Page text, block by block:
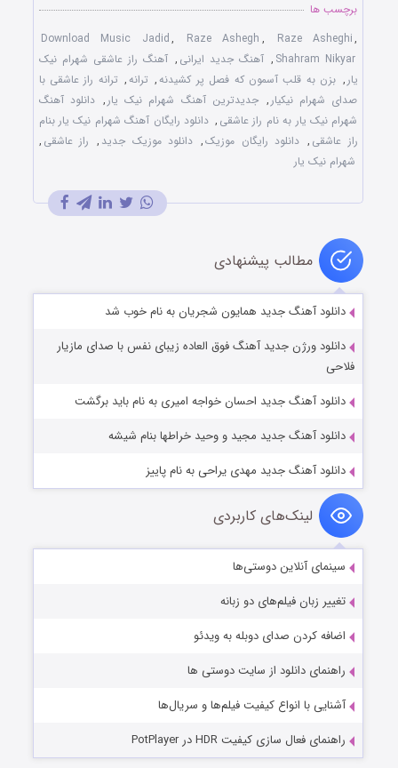
برچسب ها
Download Music Jadid, Raze Ashegh , Raze Asheghi,
Shahram Nikyar
, آهنگ جدید ایرانی , آهنگ راز عاشقی شهرام نیک
یار , بزن به قلب آسمون که فصل پر کشیدنه, ترانه, ترانه راز عاشقی با
صدای شهرام نیکیار , جدیدترین آهنگ شهرام نیک یار , دانلود آهنگ
شهرام نیک یار به نام راز عاشقی , دانلود رایگان آهنگ شهرام نیک یار بنام
راز عاشقی , دانلود رایگان موزیک, دانلود موزیک جدید , راز عاشقی ,
شهرام نیک یار
مطالب پیشنهادی
دانلود آهنگ جدید همایون شجریان به نام خوب شد
دانلود ورژن جدید آهنگ فوق العاده زیبای نفس با صدای مازیار
فلاحی
دانلود آهنگ جدید احسان خواجه امیری به نام باید برگشت
دانلود آهنگ جدید مجید و وحید خراطها بنام شیشه
دانلود آهنگ جدید مهدی یراحی به نام پاییز
لینک‌های کاربردی
سینمای آنلاین دوستی‌ها
تغییر زبان فیلم‌های دو زبانه
اضافه کردن صدای دوبله به ویدئو
راهنمای دانلود از سایت دوستی ها
آشنایی با انواع کیفیت فیلم‌ها و سریال‌ها
راهنمای فعال سازی کیفیت HDR در PotPlayer